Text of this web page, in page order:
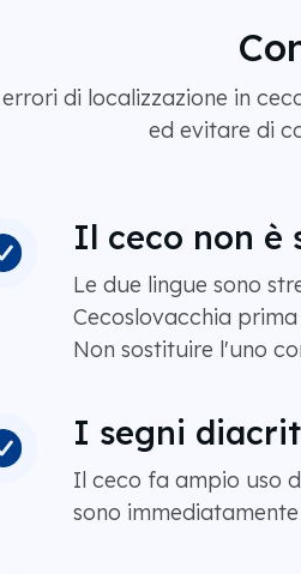
di localizzazione in
ed evitare di
Il ceco non è
Le due lingue sono
Cecoslovacchia
Non sostituire l'uno
I segni
Il ceco fa ampio uso
sono